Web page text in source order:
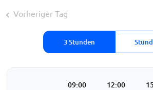
Vorheriger Tag
3 Stunden
09:00 12:00